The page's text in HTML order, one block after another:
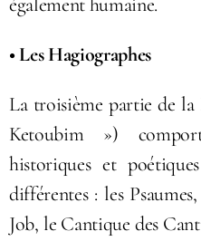
également humaine.
• Les Hagiographes
La troisième partie de la
Ketoubim »)
historiques et
différentes : les
Job, le Cantique des